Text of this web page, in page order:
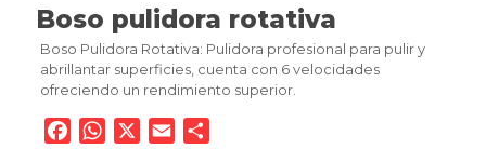
Boso pulidora rotativa
Boso Pulidora Rotativa: Pulidora profesional para pulir y
abrillantar superficies, cuenta con 6 velocidades
ofreciendo un rendimiento superior.
Facebook
WhatsAppEmail